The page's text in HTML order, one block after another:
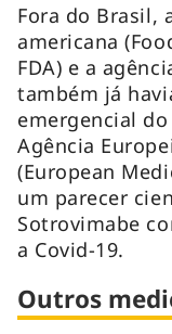
Fora do Brasil,
americana
FDA) e a
também já
emergencial
Agência
(European
um parecer
Sotrovimabe
a Covid-19.
Outros